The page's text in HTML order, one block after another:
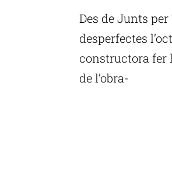
Des de Junts
desperfectes
constructora fer
de l’obra-